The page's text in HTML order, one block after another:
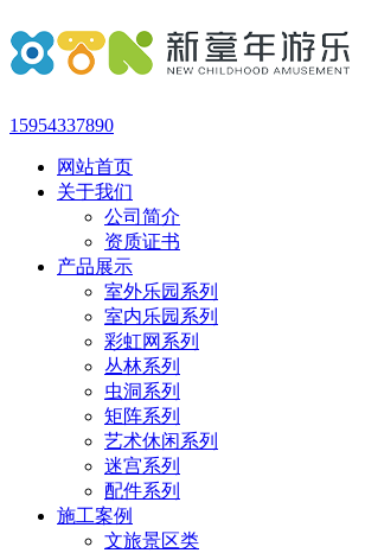
15954337890
网站首页
关于我们
公司简介
资质证书
产品展示
室外乐园系列
室内乐园系列
彩虹网系列
丛林系列
虫洞系列
矩阵系列
艺术休闲系列
迷宫系列
配件系列
施工案例
文旅景区类